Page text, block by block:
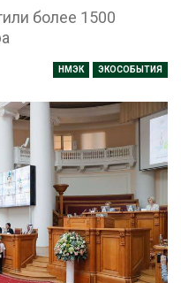
более 1500
НМЭК ЭКОСОБЫТИЯ